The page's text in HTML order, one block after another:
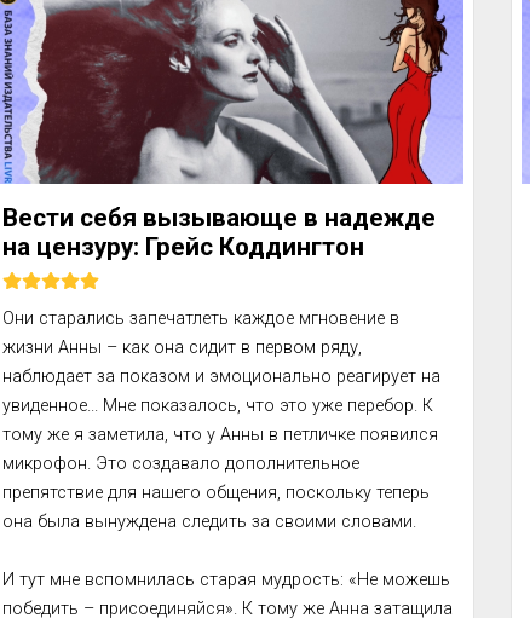
Вести себя вызывающе в надежде
на цензуру: Грейс Коддингтон
Они старались запечатлеть каждое мгновение в
жизни Анны – как она сидит в первом ряду,
наблюдает за показом и эмоционально реагирует на
увиденное... Мне показалось, что это уже перебор. К
тому же я заметила, что у Анны в петличке появился
микрофон. Это создавало дополнительное
препятствие для нашего общения, поскольку теперь
она была вынуждена следить за своими словами.
И тут мне вспомнилась старая мудрость: «Не можешь
победить – присоединяйся». К тому же Анна затащила